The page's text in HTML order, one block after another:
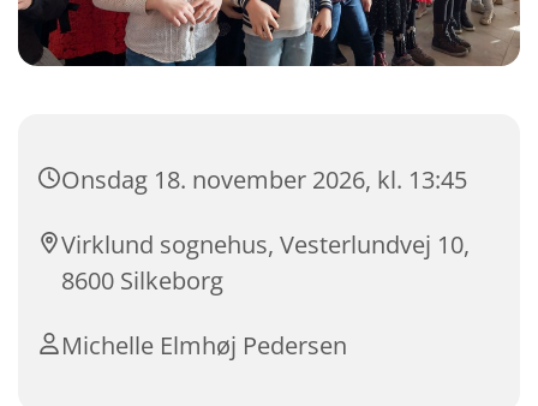
Onsdag 18. november 2026, kl. 13:45
Virklund sognehus, Vesterlundvej 10,
8600 Silkeborg
Michelle Elmhøj Pedersen